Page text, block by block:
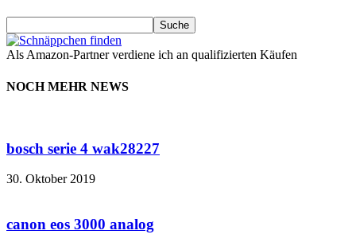
Als Amazon-Partner verdiene ich an qualifizierten Käufen
NOCH MEHR NEWS
bosch serie 4 wak28227
30. Oktober 2019
canon eos 3000 analog